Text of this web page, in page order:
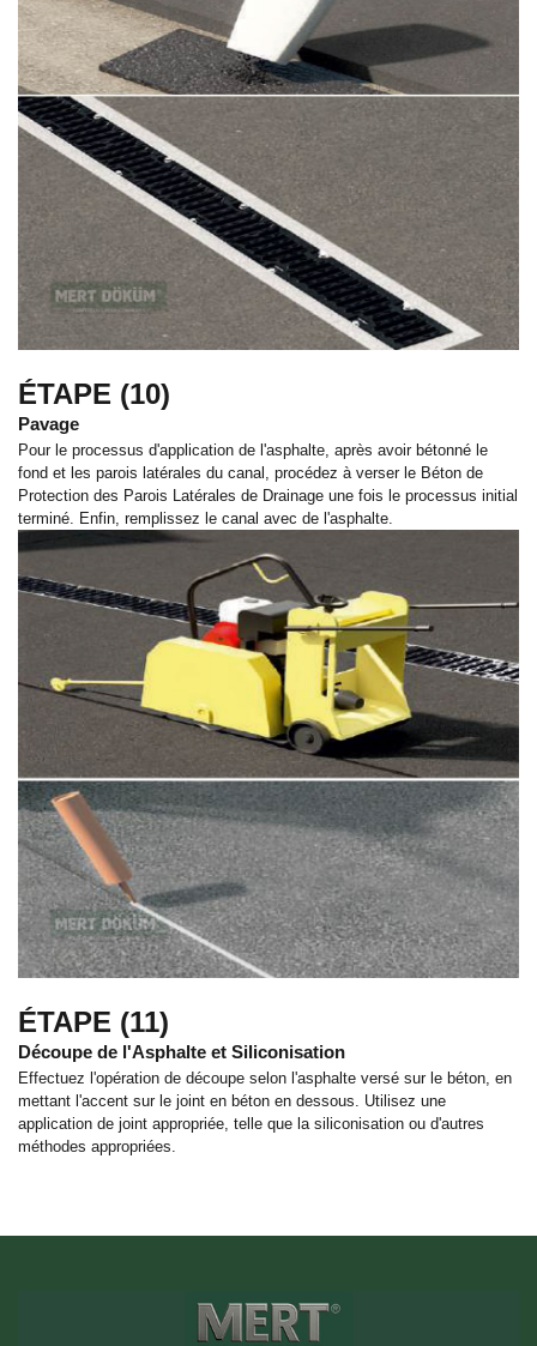
ÉTAPE (10)
Pavage
Pour le processus d'application de l'asphalte, après avoir bétonné le
fond et les parois latérales du canal, procédez à verser le Béton de
Protection des Parois Latérales de Drainage une fois le processus initial
terminé. Enfin, remplissez le canal avec de l'asphalte.
ÉTAPE (11)
Découpe de l'Asphalte et Siliconisation
Effectuez l'opération de découpe selon l'asphalte versé sur le béton, en
mettant l'accent sur le joint en béton en dessous. Utilisez une
application de joint appropriée, telle que la siliconisation ou d'autres
méthodes appropriées.